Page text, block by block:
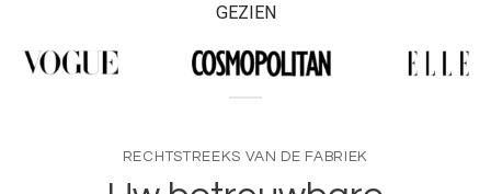
GEZIEN
RECHTSTREEKS VAN DE FABRIEK